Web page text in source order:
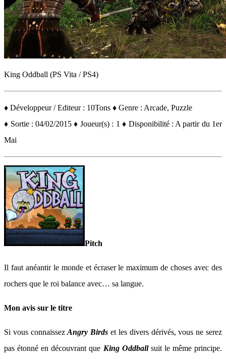
King Oddball (PS Vita / PS4)
♦ Développeur / Editeur : 10Tons ♦ Genre : Arcade, Puzzle
♦ Sortie : 04/02/2015 ♦ Joueur(s) : 1 ♦ Disponibilité : A partir du 1er
Mai
Pitch
Il faut anéantir le monde et écraser le maximum de choses avec des
rochers que le roi balance avec… sa langue.
Mon avis sur le titre
Si vous connaissezAngry Birds et les divers dérivés, vous ne serez
pas étonné en découvrant que King Oddball suit le même principe.